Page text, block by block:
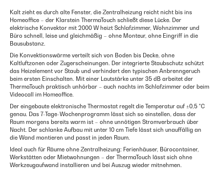
Kalt zieht es durch alte Fenster, die Zentralheizung reicht nicht bis ins
Homeoffice – der Klarstein ThermaTouch schließt diese Lücke. Der
elektrische Konvektor mit 2000 W heizt Schlafzimmer, Wohnzimmer und
Büro schnell, leise und gleichmäßig – ohne Monteur, ohne Eingriff in die
Bausubstanz.
Die Konvektionswärme verteilt sich von Boden bis Decke, ohne
Kaltluftzonen oder Zugerscheinungen. Der integrierte Staubschutz schützt
das Heizelement vor Staub und verhindert den typischen Anbrenngeruch
beim ersten Einschalten. Mit einer Lautstärke unter 35 dB arbeitet der
ThermaTouch praktisch unhörbar – auch nachts im Schlafzimmer oder beim
Videocall im Homeoffice.
Der eingebaute elektronische Thermostat regelt die Temperatur auf ±0,5 °C
genau. Das 7-Tage-Wochenprogramm lässt sich so einstellen, dass der
Raum morgens bereits warm ist – ohne unnötigen Stromverbrauch über
Nacht. Der schlanke Aufbau mit unter 10 cm Tiefe lässt sich unauffällig an
die Wand montieren und passt in jeden Raum.
Ideal auch für Räume ohne Zentralheizung: Ferienhäuser, Bürocontainer,
Werkstätten oder Mietwohnungen – der ThermaTouch lässt sich ohne
Werkzeugaufwand installieren und bei Auszug wieder mitnehmen.